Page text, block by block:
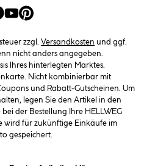
zzgl. Versandkosten und ggf.
nicht anders angegeben.
Ihres hinterlegten Marktes.
Nicht kombinierbar mit
und Rabatt-Gutscheinen. Um
legen Sie den Artikel in den
der Bestellung Ihre HELLWEG
wird für zukünftige Einkäufe im
gespeichert.